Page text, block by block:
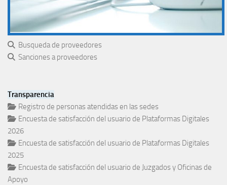
Busqueda de proveedores
Sanciones a proveedores
Transparencia
Registro de personas atendidas en las sedes
Encuesta de satisfacción del usuario de Plataformas Digitales
2026
Encuesta de satisfacción del usuario de Plataformas Digitales
2025
Encuesta de satisfacción del usuario de Juzgados y Oficinas de
Apoyo